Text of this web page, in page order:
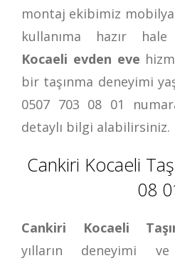
montaj ekibimiz
kullanıma hazır
Kocaeli evden eve
bir taşınma deneyimi
0507 703 08 01
detaylı bilgi alabilirsiniz.
Cankiri Kocaeli
08
Cankiri Kocaeli
yılların deneyimi